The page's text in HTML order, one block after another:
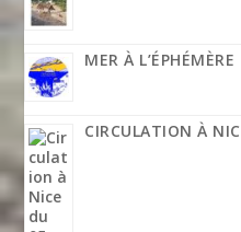
MER À L’ÉPHÉMÈRE
CIRCULATION À